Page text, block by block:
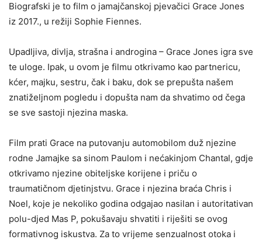
Biografski je to film o jamajčanskoj pjevačici Grace Jones
iz 2017., u režiji Sophie Fiennes.
Upadljiva, divlja, strašna i androgina – Grace Jones igra sve
te uloge. Ipak, u ovom je filmu otkrivamo kao partnericu,
kćer, majku, sestru, čak i baku, dok se prepušta našem
znatiželjnom pogledu i dopušta nam da shvatimo od čega
se sve sastoji njezina maska.
Film prati Grace na putovanju automobilom duž njezine
rodne Jamajke sa sinom Paulom i nećakinjom Chantal, gdje
otkrivamo njezine obiteljske korijene i priču o
traumatičnom djetinjstvu. Grace i njezina braća Chris i
Noel, koje je nekoliko godina odgajao nasilan i autoritativan
polu-djed Mas P, pokušavaju shvatiti i riješiti se ovog
formativnog iskustva. Za to vrijeme senzualnost otoka i